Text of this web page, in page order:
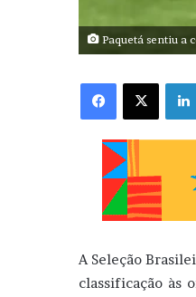
Paquetá sentiu a
Facebook X
A Seleção
classificação às